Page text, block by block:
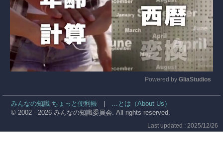
Powered by GliaStudios
みんなの知識 ちょっと便利帳 |
…とは（About Us）
© 2002 - 2026 みんなの知識委員会. All rights reserved.
Last updated : 2025/12/26